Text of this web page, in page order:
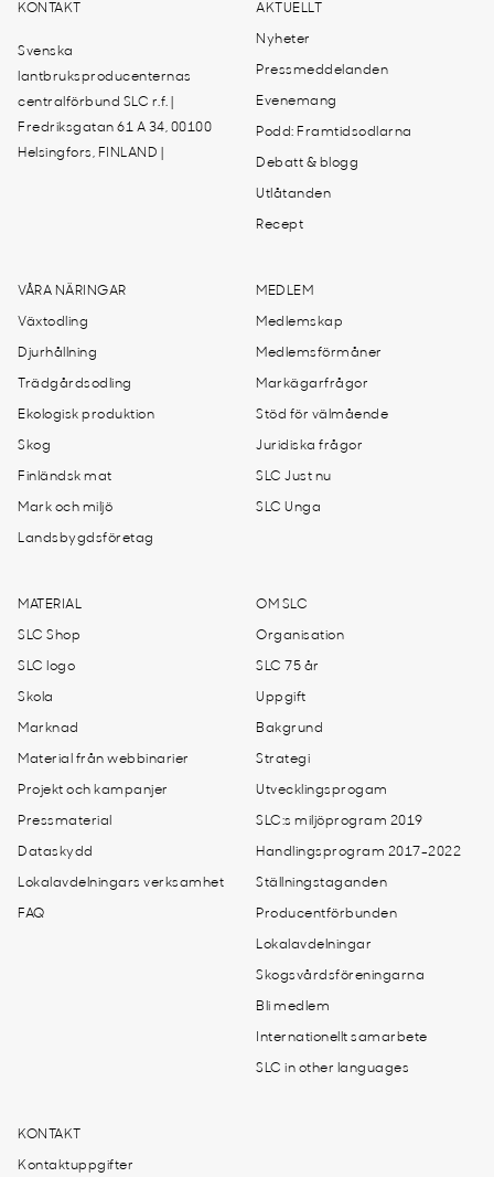
KONTAKT
Svenska
lantbruksproducenternas
centralförbund SLC r.f. |
Fredriksgatan 61 A 34, 00100
Helsingfors, FINLAND |
AKTUELLT
Nyheter
Pressmeddelanden
Evenemang
Podd: Framtidsodlarna
Debatt & blogg
Utlåtanden
Recept
VÅRA NÄRINGAR
Växtodling
Djurhållning
Trädgårdsodling
Ekologisk produktion
Skog
Finländsk mat
Mark och miljö
Landsbygdsföretag
MEDLEM
Medlemskap
Medlemsförmåner
Markägarfrågor
Stöd för välmående
Juridiska frågor
SLC Just nu
SLC Unga
MATERIAL
SLC Shop
SLC logo
Skola
Marknad
Material från webbinarier
Projekt och kampanjer
Pressmaterial
Dataskydd
Lokalavdelningars verksamhet
FAQ
OM SLC
Organisation
SLC 75 år
Uppgift
Bakgrund
Strategi
Utvecklingsprogam
SLC:s miljöprogram 2019
Handlingsprogram 2017-2022
Ställningstaganden
Producentförbunden
Lokalavdelningar
Skogsvårdsföreningarna
Bli medlem
Internationellt samarbete
SLC in other languages
KONTAKT
Kontaktuppgifter